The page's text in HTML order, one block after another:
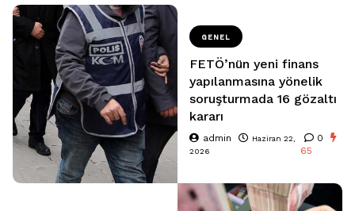
GENEL
FETÖ’nün yeni finans
yapılanmasına yönelik
soruşturmada 16 gözaltı
kararı
admin
Haziran 22,
2026
0
65